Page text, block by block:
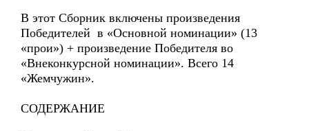
В этот Сборник включены произведения
Победителей в «Основной номинации» (13
«прои») + произведение Победителя во
«Внеконкурсной номинации». Всего 14
«Жемчужин».
СОДЕРЖАНИЕ